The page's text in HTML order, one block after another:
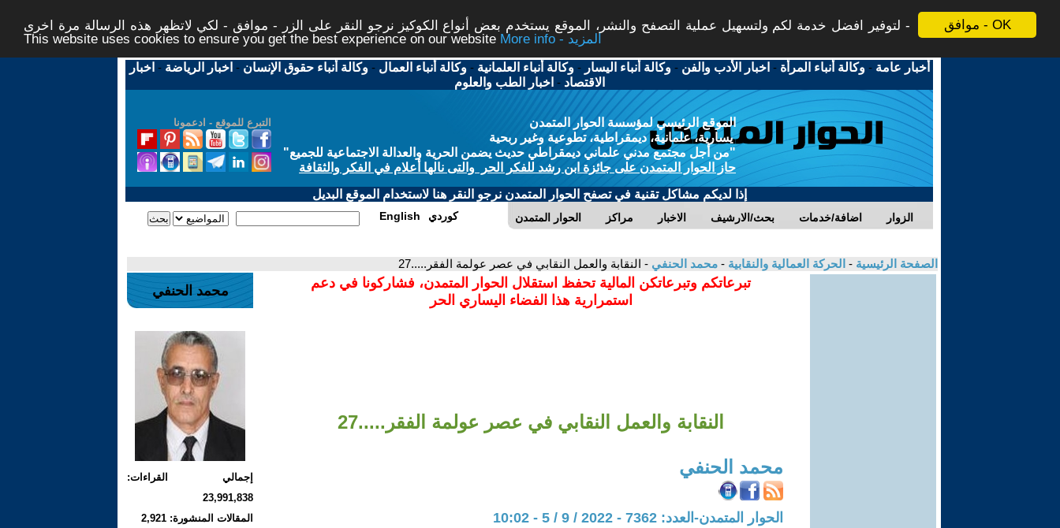
موافق - OK
لتوفير افضل خدمة لكم ولتسهيل عملية التصفح والنشر، الموقع يستخدم بعض أنواع الكوكيز نرجو النقر على الزر - موافق - لكي لاتظهر هذه الرسالة مرة اخرى -
This website uses cookies to ensure you get the best experience on our website
More info - المزيد
أخبار عامة -وكالة أنباء المرأة - اخبار الأدب والفن -وكالة أنباء اليسار -وكالة أنباء العلمانية -وكالة أنباء العمال -وكالة أنباء حقوق الإنسان - اخبار الرياضة - اخبار
الاقتصاد - اخبار الطب والعلوم
التبرع للموقع - ادعمونا
الموقع الرئيسي لمؤسسة الحوار المتمدن
يسارية، علمانية، ديمقراطية، تطوعية وغير ربحية
"من أجل مجتمع مدني علماني ديمقراطي حديث يضمن الحرية والعدالة الاجتماعية للجميع"
حاز الحوار المتمدن على جائزة ابن رشد للفكر الحر والتى نالها أعلام في الفكر والثقافة
إذا لديكم مشاكل تقنية في تصفح الحوار المتمدن نرجو النقر هنا لاستخدام الموقع البديل
الحوار المتمدن مراكز الاخبار بحث/الارشيف اضافة/خدمات الزوار English كوردي
الصفحة الرئيسية - الحركة العمالية والنقابية - محمد الحنفي - النقابة والعمل النقابي في عصر عولمة الفقر.....27
تبرعاتكم وتبرعاتكن المالية تحفظ استقلال الحوار المتمدن، فشاركونا في دعم
استمرارية هذا الفضاء اليساري الحر
النقابة والعمل النقابي في عصر عولمة الفقر.....27
محمد الحنفي
الحوار المتمدن-العدد: 7362 - 2022 / 9 / 5 - 10:02
محمد الحنفي
إجمالي القراءات:
23,991,838
المقالات المنشورة: 2,921